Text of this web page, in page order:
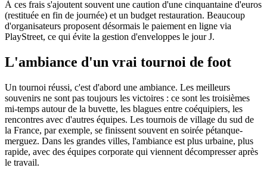
À ces frais s'ajoutent souvent une caution d'une cinquantaine d'euros
(restituée en fin de journée) et un budget restauration. Beaucoup
d'organisateurs proposent désormais le paiement en ligne via
PlayStreet, ce qui évite la gestion d'enveloppes le jour J.
L'ambiance d'un vrai tournoi de foot
Un tournoi réussi, c'est d'abord une ambiance. Les meilleurs
souvenirs ne sont pas toujours les victoires : ce sont les troisièmes
mi-temps autour de la buvette, les blagues entre coéquipiers, les
rencontres avec d'autres équipes. Les tournois de village du sud de
la France, par exemple, se finissent souvent en soirée pétanque-
merguez. Dans les grandes villes, l'ambiance est plus urbaine, plus
rapide, avec des équipes corporate qui viennent décompresser après
le travail.